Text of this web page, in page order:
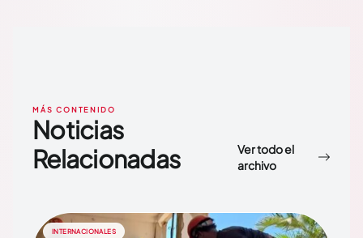
MÁS CONTENIDO
Noticias
Relacionadas
Ver todo el
archivo
INTERNACIONALES